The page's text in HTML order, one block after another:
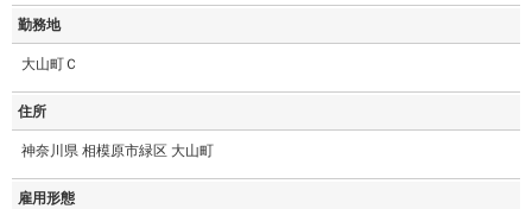
勤務地
大山町Ｃ
住所
神奈川県 相模原市緑区 大山町
雇用形態